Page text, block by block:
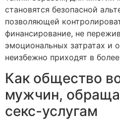
становятся безопасной
позволяющей
финансирование, не
эмоциональных затратах и
неизбежно приходят в
Как общество
мужчин,
секс-услугам